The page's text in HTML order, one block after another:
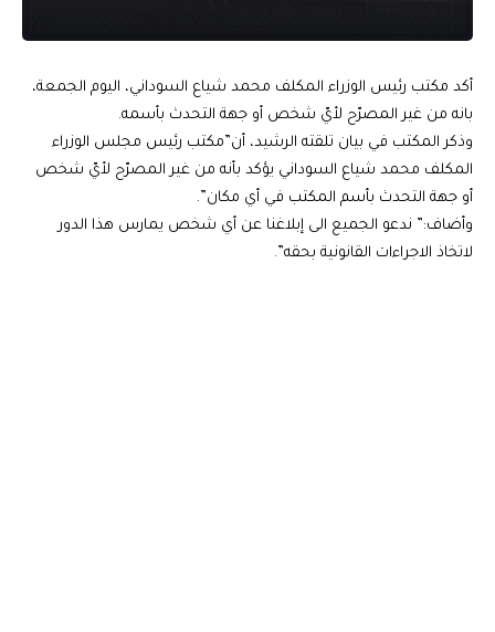
أكد مكتب رئيس الوزراء المكلف محمد شياع السوداني، اليوم الجمعة،
بانه من غير المصرّح لأيّ شخص أو جهة التحدث بأسمه.
وذكر المكتب في بيان تلقته الرشيد، أن”مكتب رئيس مجلس الوزراء
المكلف محمد شياع السوداني يؤكد بأنه من غير المصرّح لأيّ شخص
أو جهة التحدث بأسم المكتب في أي مكان”.
وأضاف:” ندعو الجميع الى إبلاغنا عن أي شخص يمارس هذا الدور
لاتخاذ الاجراءات القانونية بحقه”.